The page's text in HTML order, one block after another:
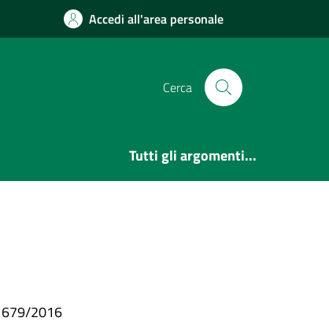
Accedi all'area personale
Cerca
Tutti gli argomenti...
679/2016